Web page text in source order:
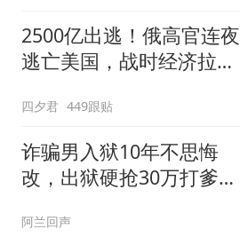
2500亿出逃！俄高官连夜
逃亡美国，战时经济拉响
四夕君 449跟贴
诈骗男入狱10年不思悔
改，出狱硬抢30万打爹不
阿兰回声